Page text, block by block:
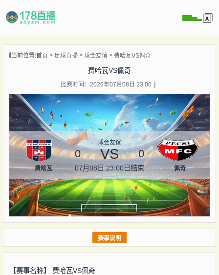
当前位置:首页 足球直播 球会友谊 费哈瓦VS佩奇
费哈瓦VS佩奇
比赛时间：2026年07月08日 23:00
费哈瓦
球会友谊
0 VS 0
07月08日 23:00已结束 佩奇
赛事说明
【赛事名称】 费哈瓦VS佩奇